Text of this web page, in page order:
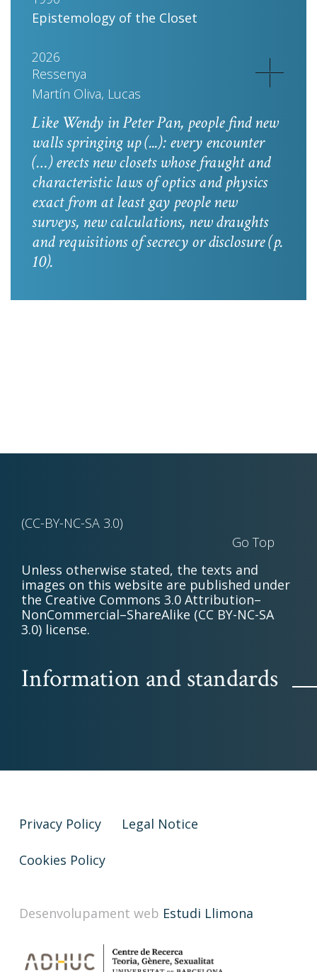
Epistemology of the Closet
2026
Ressenya
Martín Oliva, Lucas
Like Wendy inPeter Pan, people find new
walls springing up (...): every encounter
(…) erects new closets whose fraught and
characteristic laws of optics and physics
exact from at least gay people new
surveys, new calculations, new draughts
and requisitions of secrecy or disclosure(p.
10).
(CC-BY-NC-SA 3.0)
Go Top
Unless otherwise stated, the texts and
images on this website are published under
the Creative Commons 3.0 Attribution–
NonCommercial–ShareAlike (CC BY-NC-SA
3.0) license.
Information and standards
Privacy Policy Legal Notice
Cookies Policy
Desenvolupament web Estudi Llimona